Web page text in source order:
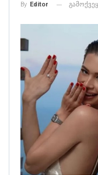
By Editor